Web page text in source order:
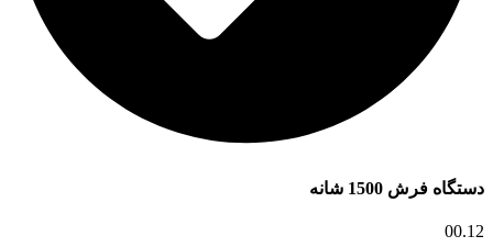
دستگاه فرش 1500 شانه
00.12